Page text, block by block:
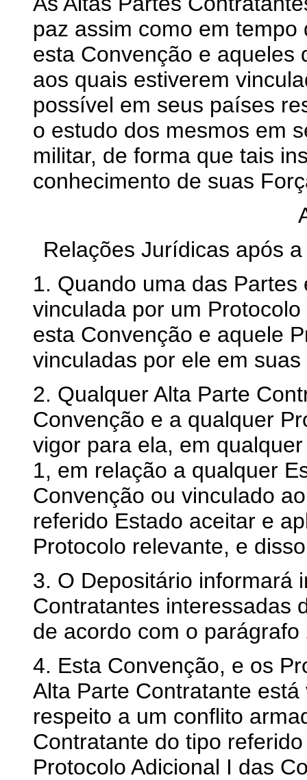
paz assim como em
esta Convenção e aqueles
aos quais estiverem
possível em seus países
o estudo dos mesmos em
militar, de forma que tais
conhecimento de suas
Relações Jurídicas após
1. Quando uma das
vinculada por um
esta Convenção e aquele
vinculadas por ele em
2. Qualquer Alta Parte
Convenção e a qualquer
vigor para ela, em
1, em relação a qualquer
Convenção ou vinculado
referido Estado aceitar e
Protocolo relevante, e
3. O Depositário informará
Contratantes interessadas
de acordo com o parágrafo
4. Esta Convenção, e os
Alta Parte Contratante
respeito a um conflito
Contratante do tipo
Protocolo Adicional I das